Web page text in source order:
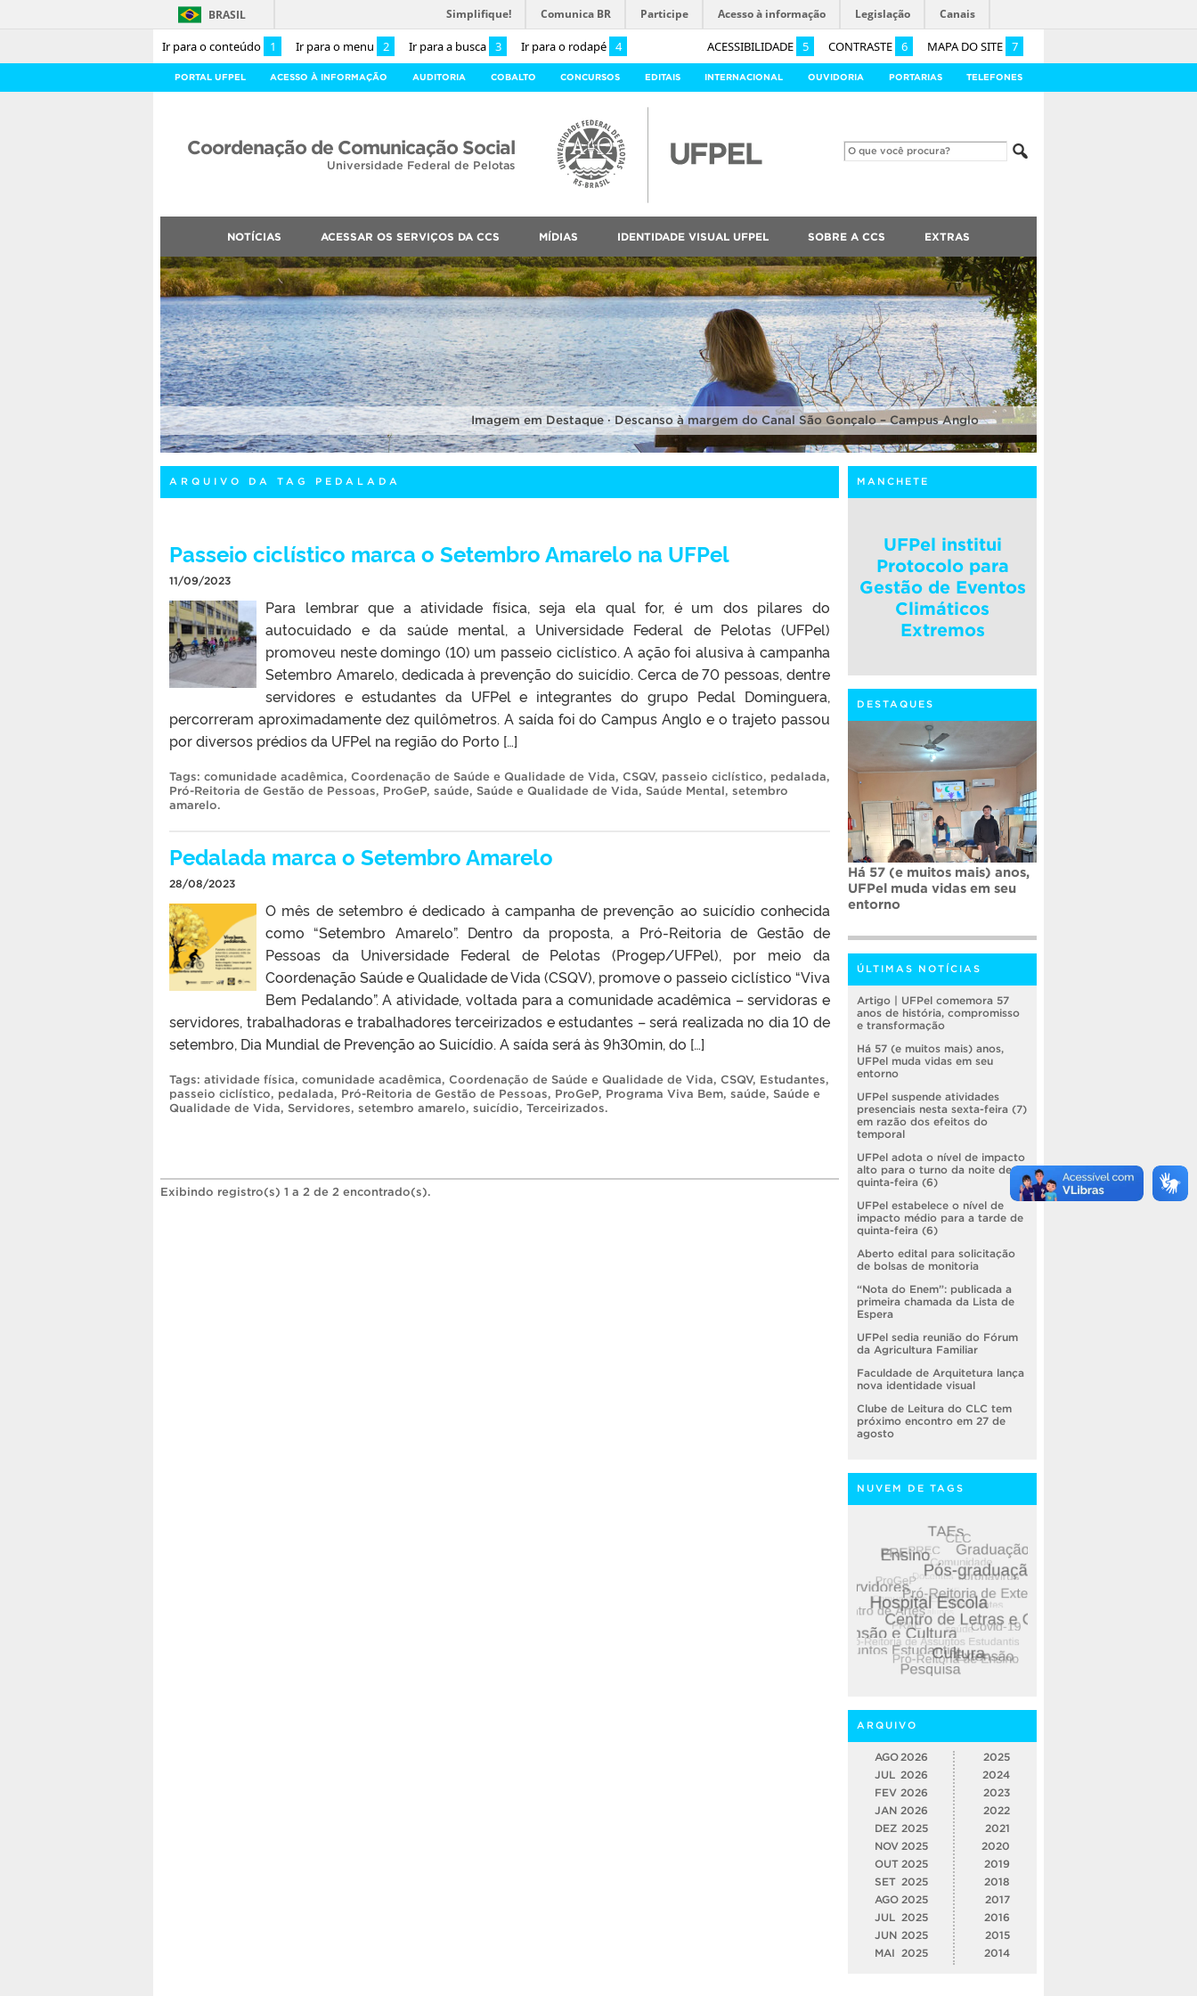
Ir para o conteúdo 1 Ir para o menu 2 Ir para a busca 3 Ir para o rodapé 4 ACESSIBILIDADE 5 CONTRASTE 6 MAPA DO SITE 7
BRASIL Simplifique! Comunica BR Participe Acesso à informação Legislação Canais
PORTAL UFPEL ACESSO À INFORMAÇÃO AUDITORIA COBALTO CONCURSOS EDITAIS INTERNACIONAL OUVIDORIA PORTARIAS TELEFONES
Coordenação de Comunicação Social
Universidade Federal de Pelotas
NOTÍCIAS ACESSAR OS SERVIÇOS DA CCS MÍDIAS IDENTIDADE VISUAL UFPEL SOBRE A CCS EXTRAS
Imagem em Destaque · Descanso à margem do Canal São Gonçalo – Campus Anglo
ARQUIVO DA TAG PEDALADA
Passeio ciclístico marca o Setembro Amarelo na UFPel
11/09/2023
Para lembrar que a atividade física, seja ela qual for, é um dos pilares do
autocuidado e da saúde mental, a Universidade Federal de Pelotas (UFPel)
promoveu neste domingo (10) um passeio ciclístico. A ação foi alusiva à campanha
Setembro Amarelo, dedicada à prevenção do suicídio. Cerca de 70 pessoas, dentre
servidores e estudantes da UFPel e integrantes do grupo Pedal Dominguera,
percorreram aproximadamente dez quilômetros. A saída foi do Campus Anglo e o trajeto passou
por diversos prédios da UFPel na região do Porto […]
Tags: comunidade acadêmica, Coordenação de Saúde e Qualidade de Vida, CSQV, passeio ciclístico, pedalada,
Pró-Reitoria de Gestão de Pessoas, ProGeP, saúde, Saúde e Qualidade de Vida, Saúde Mental, setembro
amarelo.
Pedalada marca o Setembro Amarelo
28/08/2023
O mês de setembro é dedicado à campanha de prevenção ao suicídio conhecida
como “Setembro Amarelo”. Dentro da proposta, a Pró-Reitoria de Gestão de
Pessoas da Universidade Federal de Pelotas (Progep/UFPel), por meio da
Coordenação Saúde e Qualidade de Vida (CSQV), promove o passeio ciclístico “Viva
Bem Pedalando”. A atividade, voltada para a comunidade acadêmica – servidoras e
servidores, trabalhadoras e trabalhadores terceirizados e estudantes – será realizada no dia 10 de
setembro, Dia Mundial de Prevenção ao Suicídio. A saída será às 9h30min, do […]
Tags: atividade física, comunidade acadêmica, Coordenação de Saúde e Qualidade de Vida, CSQV, Estudantes,
passeio ciclístico, pedalada, Pró-Reitoria de Gestão de Pessoas, ProGeP, Programa Viva Bem, saúde, Saúde e
Qualidade de Vida, Servidores, setembro amarelo, suicídio, Terceirizados.
Exibindo registro(s) 1 a 2 de 2 encontrado(s).
MANCHETE
UFPel institui
Protocolo para
Gestão de Eventos
Climáticos
Extremos
DESTAQUES
Há 57 (e muitos mais) anos,
UFPel muda vidas em seu
entorno
ÚLTIMAS NOTÍCIAS
Artigo | UFPel comemora 57
anos de história, compromisso
e transformação
Há 57 (e muitos mais) anos,
UFPel muda vidas em seu
entorno
UFPel suspende atividades
presenciais nesta sexta-feira (7)
em razão dos efeitos do
temporal
UFPel adota o nível de impacto
alto para o turno da noite de
quinta-feira (6)
UFPel estabelece o nível de
impacto médio para a tarde de
quinta-feira (6)
Aberto edital para solicitação
de bolsas de monitoria
“Nota do Enem”: publicada a
primeira chamada da Lista de
Espera
UFPel sedia reunião do Fórum
da Agricultura Familiar
Faculdade de Arquitetura lança
nova identidade visual
Clube de Leitura do CLC tem
próximo encontro em 27 de
agosto
NUVEM DE TAGS
ARQUIVO
AGO 2026
JUL 2026
FEV 2026
JAN 2026
DEZ 2025
NOV 2025
OUT 2025
SET 2025
AGO 2025
JUL
2025
JUN 2025
MAI
2025
2025
2024
2023
2022
2021
2020
2019
2018
2017
2016
2015
2014